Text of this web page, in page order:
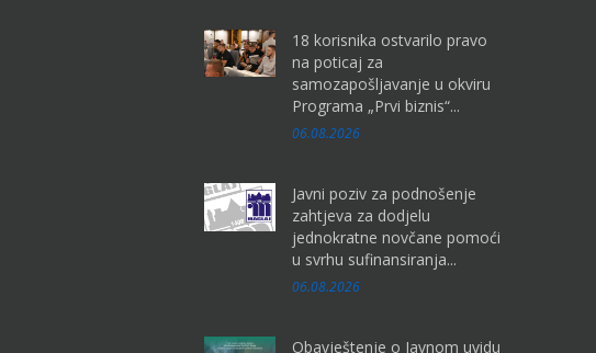
18 korisnika ostvarilo pravo
na poticaj za
samozapošljavanje u okviru
Programa „Prvi biznis“...
06.08.2026
Javni poziv za podnošenje
zahtjeva za dodjelu
jednokratne novčane pomoći
u svrhu sufinansiranja...
06.08.2026
Obavještenje o Javnom uvidu